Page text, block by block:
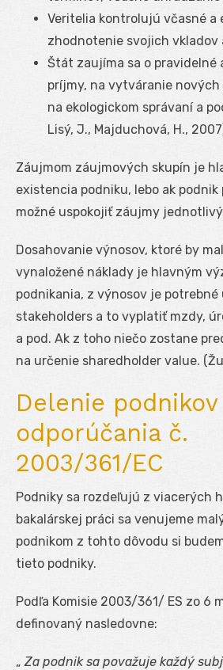
Veritelia kontrolujú včasné a
zhodnotenie svojich vkladov
Štát zaujíma sa o pravidelné
príjmy, na vytváranie
na ekologickom správaní a
Lisý, J., Majduchová, H.,
Záujmom záujmových skupín je
existencia podniku, lebo ak podnik
možné uspokojiť záujmy
Dosahovanie výnosov, ktoré by
vynaložené náklady je hlavným
podnikania, z výnosov je
stakeholders a to vyplatiť mzdy,
a pod. Ak z toho niečo zostane
na určenie sharedholder value.
Delenie
odporúčania č.
2003/361/EC
Podniky sa rozdeľujú z viacerých
bakalárskej práci sa venujeme
podnikom z tohto dôvodu si
tieto podniky.
Podľa Komisie 2003/361/ ES zo 6
definovaný nasledovne:
„Za podnik sa považuje každý